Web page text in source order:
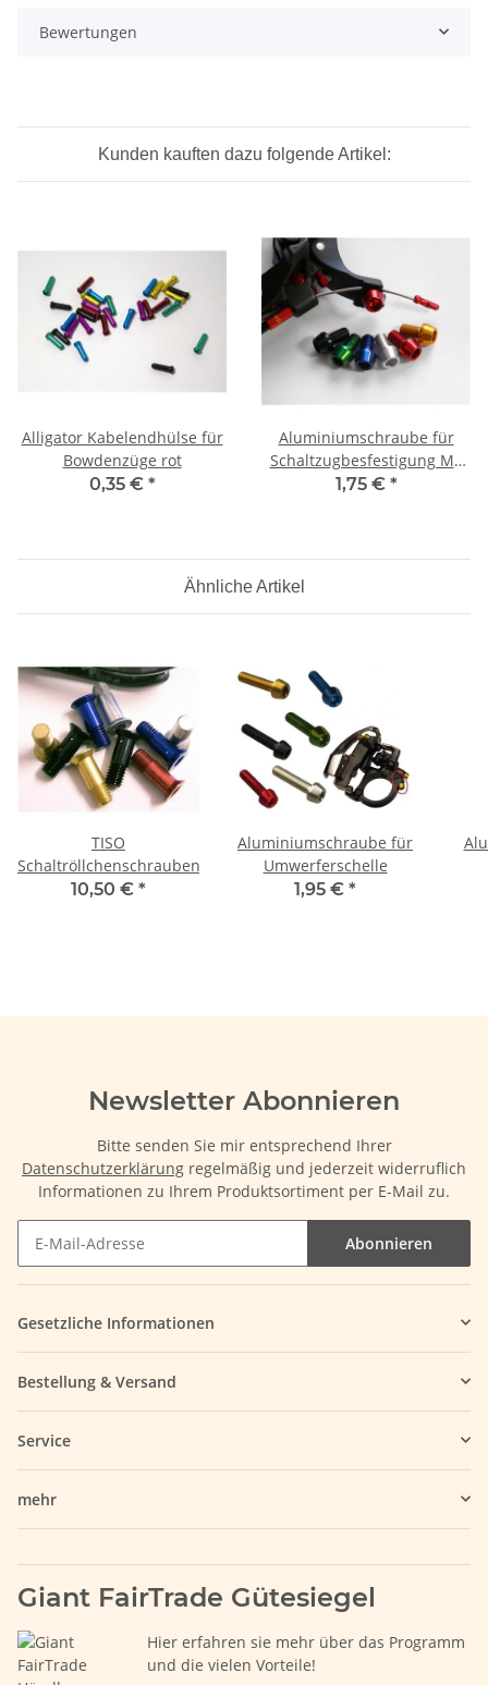
Bewertungen
Kunden kauften dazu folgende Artikel:
Alligator Kabelendhülse für
Bowdenzüge rot
0,35 € *
Aluminiumschraube für
Schaltzugbesfestigung M6
blau
1,75 € *
Ähnliche Artikel
TISO
Schaltröllchenschrauben
10,50 € *
Aluminiumschraube für
Umwerferschelle
1,95 € *
Newsletter Abonnieren
Bitte senden Sie mir entsprechend Ihrer
Datenschutzerklärung regelmäßig und jederzeit widerruflich
Informationen zu Ihrem Produktsortiment per E-Mail zu.
Abonnieren
Gesetzliche Informationen
Bestellung & Versand
Service
mehr
Giant FairTrade Gütesiegel
Hier erfahren sie mehr über das Programm
und die vielen Vorteile!